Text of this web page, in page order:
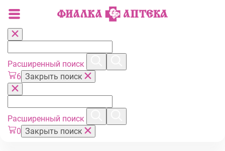
Расширенный поиск
6 Закрыть поиск
Расширенный поиск
0 Закрыть поиск